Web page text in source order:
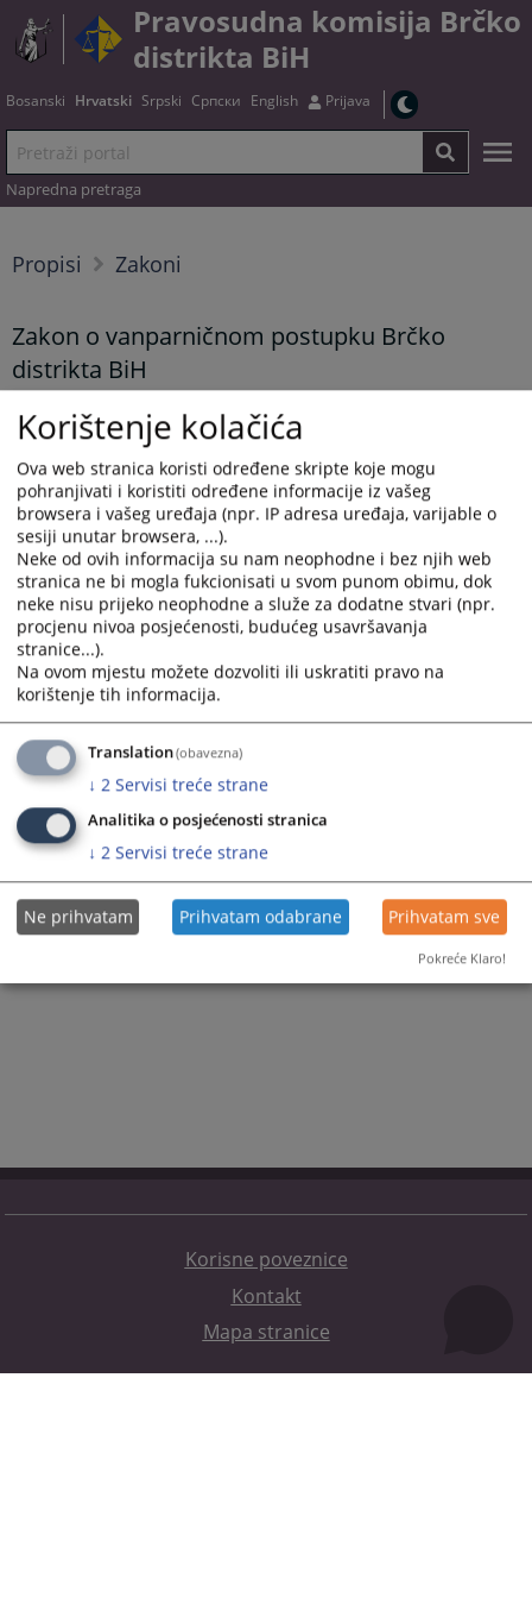
Pravosudna komisija Brčko
distrikta BiH
Bosanski Hrvatski Srpski Српски English Prijava
Napredna pretraga
Propisi Zakoni
Zakon o vanparničnom postupku Brčko
distrikta BiH
Tekst zakona možete preuzeti
Prikazana vijest je na: Hrvatski jezik
Vijest dostupna još na: Bosanski jezik Српски језик
92PREGLEDA
Korisne poveznice
Kontakt
Mapa stranice
Korištenje kolačića
Ova web stranica koristi određene skripte koje mogu
pohranjivati i koristiti određene informacije iz vašeg
browsera i vašeg uređaja (npr. IP adresa uređaja, varijable o
sesiji unutar browsera, ...).
Neke od ovih informacija su nam neophodne i bez njih web
stranica ne bi mogla fukcionisati u svom punom obimu, dok
neke nisu prijeko neophodne a služe za dodatne stvari (npr.
procjenu nivoa posjećenosti, budućeg usavršavanja
stranice...).
Na ovom mjestu možete dozvoliti ili uskratiti pravo na
korištenje tih informacija.
Translation(obavezna)
↓ 2 Servisi treće strane
Analitika o posjećenosti stranica
↓ 2 Servisi treće strane
Ne prihvatam Prihvatam odabrane Prihvatam sve
Pokreće Klaro!